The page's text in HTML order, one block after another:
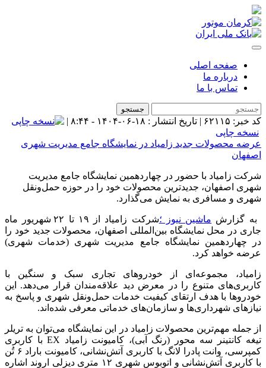
اصلی
ما
با ما
جدید زامیاد در نمایشگاه جامع مدیریت شهری
با حضور در چهاردهمین نمایشگاه جامع مدیریت
جدیدترین محصولات خود را در حوزه حمل‌ونقل
مسافری به نمایش می‌گذارد.
ماشین نیوز ؛
شرکت زامیاد از ۱۹ تا ۲۲ شهریور ماه
محل نمایشگاه بین‌المللی اصفهان، محصولات جدید خود را
نمایشگاه جامع مدیریت شهری (خدمات شهری)
کرد.
مجموعه‌ای از خودروهای تجاری سبک و سنگین با
متنوع را در معرض دید علاقه‌مندان قرار می‌دهد. این
با هدف ارتقای کیفیت خدمات حمل‌ونقل شهری و پاسخ به
شهرداری‌ها و سازمان‌های خدماتی معرفی شده‌اند.
مهم‌ترین محصولات زامیاد در این نمایشگاه می‌توان به تریلر
تیغه کانتینر سه محور (رنگ آبی)، کامیونت زامیاد EX با کاربری
کمپرسی، وانت پادرا لانگ با کاربری آتش‌نشانی، کامیونت باراد ۶ تُن
با کاربری آتش‌نشانی و اتوبوس شهری ۱۲ متری دیزلی اروند اشاره